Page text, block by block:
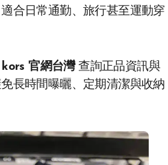
合日常通勤、旅行甚至運動穿
官網台灣查詢正品資訊與
長時間曝曬、定期清潔與收納